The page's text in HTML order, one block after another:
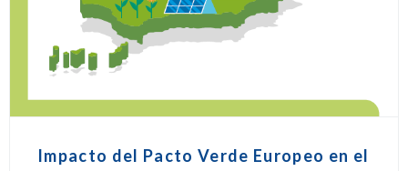
Impacto del Pacto Verde Europeo en el